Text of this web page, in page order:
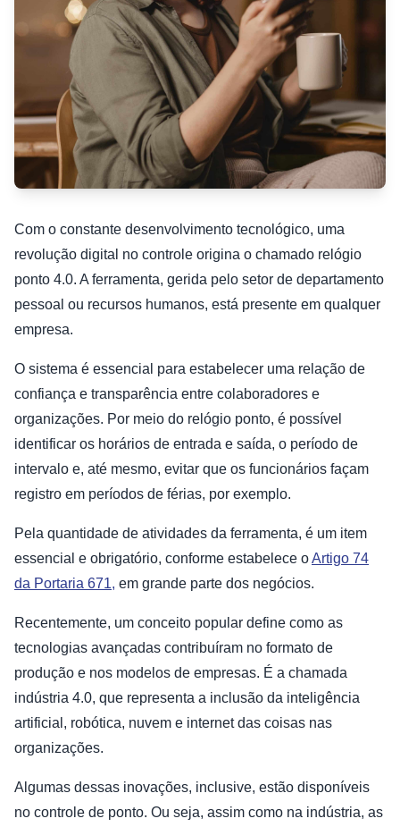
Com o constante desenvolvimento tecnológico, uma
revolução digital no controle origina o chamado relógio
ponto 4.0. A ferramenta, gerida pelo setor de departamento
pessoal ou recursos humanos, está presente em qualquer
empresa.
O sistema é essencial para estabelecer uma relação de
confiança e transparência entre colaboradores e
organizações. Por meio do relógio ponto, é possível
identificar os horários de entrada e saída, o período de
intervalo e, até mesmo, evitar que os funcionários façam
registro em períodos de férias, por exemplo.
Pela quantidade de atividades da ferramenta, é um item
essencial e obrigatório, conforme estabelece oArtigo 74
da Portaria 671, em grande parte dos negócios.
Recentemente, um conceito popular define como as
tecnologias avançadas contribuíram no formato de
produção e nos modelos de empresas. É a chamada
indústria 4.0, que representa a inclusão da inteligência
artificial, robótica, nuvem e internet das coisas nas
organizações.
Algumas dessas inovações, inclusive, estão disponíveis
no controle de ponto. Ou seja, assim como na indústria, as